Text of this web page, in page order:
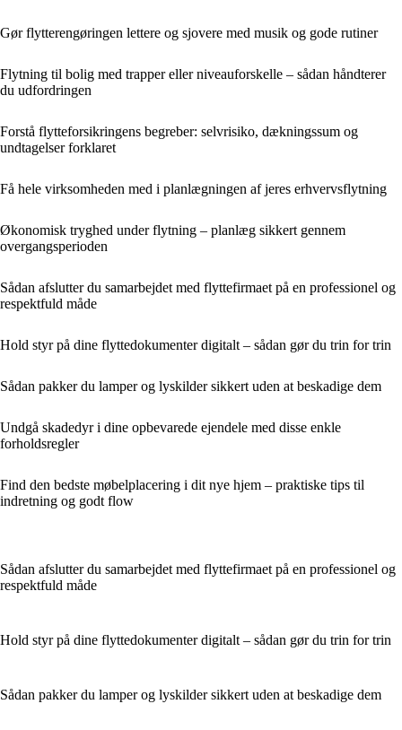
Gør flytterengøringen lettere og sjovere med musik og gode rutiner
Flytning til bolig med trapper eller niveauforskelle – sådan håndterer
du udfordringen
Forstå flytteforsikringens begreber: selvrisiko, dækningssum og
undtagelser forklaret
Få hele virksomheden med i planlægningen af jeres erhvervsflytning
Økonomisk tryghed under flytning – planlæg sikkert gennem
overgangsperioden
Sådan afslutter du samarbejdet med flyttefirmaet på en professionel og
respektfuld måde
Hold styr på dine flyttedokumenter digitalt – sådan gør du trin for trin
Sådan pakker du lamper og lyskilder sikkert uden at beskadige dem
Undgå skadedyr i dine opbevarede ejendele med disse enkle
forholdsregler
Find den bedste møbelplacering i dit nye hjem – praktiske tips til
indretning og godt flow
Sådan afslutter du samarbejdet med flyttefirmaet på en professionel og
respektfuld måde
Hold styr på dine flyttedokumenter digitalt – sådan gør du trin for trin
Sådan pakker du lamper og lyskilder sikkert uden at beskadige dem